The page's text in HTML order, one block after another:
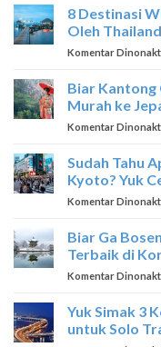
8 Destinasi
Oleh Thailand
Komentar
Biar Kantong
Murah ke
Komentar
Sudah Tahu
Kyoto? Yuk
Komentar
Biar Ga
Terbaik di
Komentar
Yuk Simak 3
untuk Solo